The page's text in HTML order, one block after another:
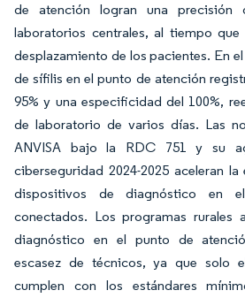
de atención logran una
laboratorios centrales, al tiempo
desplazamiento de los pacientes. En
de sífilis en el punto de atención
95% y una especificidad del 100%,
de laboratorio de varios días. Las
ANVISA bajo la RDC 751 y su
ciberseguridad 2024-2025 aceleran
dispositivos de diagnóstico en
conectados. Los programas rurales
diagnóstico en el punto de
escasez de técnicos, ya que solo
cumplen con los estándares